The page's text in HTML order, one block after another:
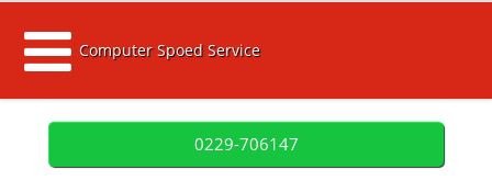
Computer Spoed Service
0229-706147